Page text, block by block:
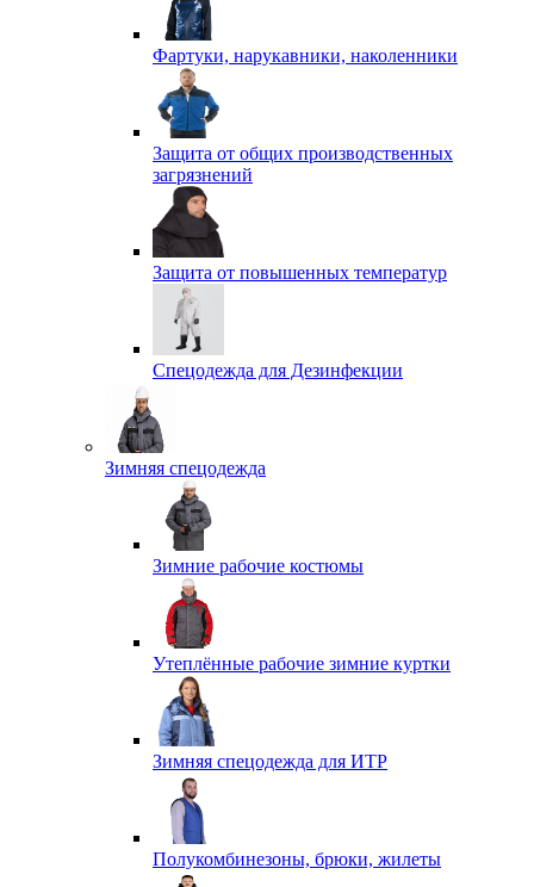
Фартуки, нарукавники, наколенники
Защита от общих производственных
загрязнений
Защита от повышенных температур
Спецодежда для Дезинфекции
Зимняя спецодежда
Зимние рабочие костюмы
Утеплённые рабочие зимние куртки
Зимняя спецодежда для ИТР
Полукомбинезоны, брюки, жилеты